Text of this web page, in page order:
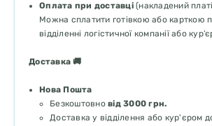
Оплата при доставці(накладений
Можна сплатити готівкою або карткою
відділенні логістичної компанії або
Доставка 🚚
Нова Пошта
Безкоштовно від 3000 грн.
Доставка у відділення або кур'єром